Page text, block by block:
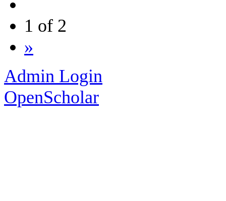
1 of 2
»
Admin Login
OpenScholar